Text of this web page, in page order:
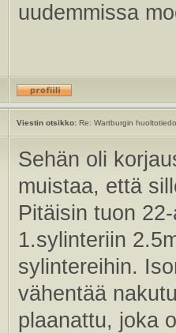
uudemmissa
Viestin otsikko:Re: Wartburgin
Sehän oli
muistaa, että
Pitäisin tuon
1.sylinteriin
sylintereihin.
vähentää
plaanattu, joka